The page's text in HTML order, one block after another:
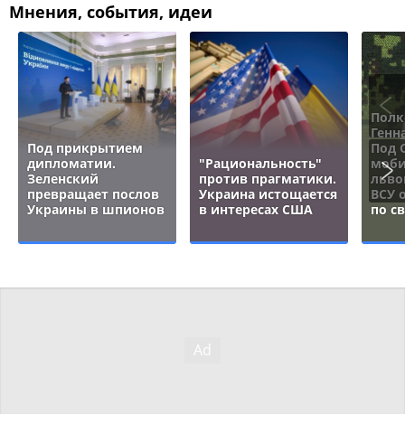
Мнения, события, идеи
Под прикрытием
дипломатии.
Зеленский
превращает послов
Украины в шпионов
"Рациональность"
против прагматики.
Украина истощается
в интересах США
Под
ВСУ
по